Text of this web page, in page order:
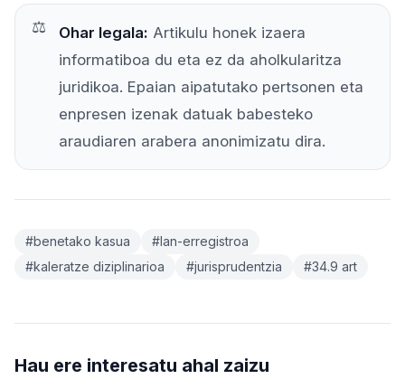
Ohar legala: Artikulu honek izaera
informatiboa du eta ez da aholkularitza
juridikoa. Epaian aipatutako pertsonen eta
enpresen izenak datuak babesteko
araudiaren arabera anonimizatu dira.
#benetako kasua
#lan-erregistroa
#kaleratze diziplinarioa
#jurisprudentzia #34.9 art
Hau ere interesatu ahal zaizu